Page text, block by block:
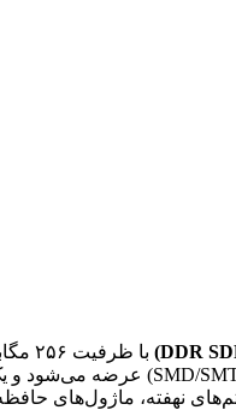
با ظرفیت ۲۵۶ مگابیت از خانواده پرسرعت DDR است که توسط
پهنای گذرگاه ۱۶ بیتی، گزینه‌ای